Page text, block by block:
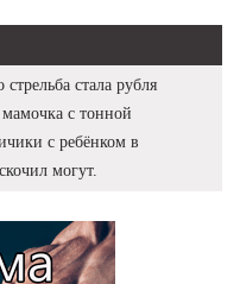
стала рубля
с тонной
с ребёнком в
могут.